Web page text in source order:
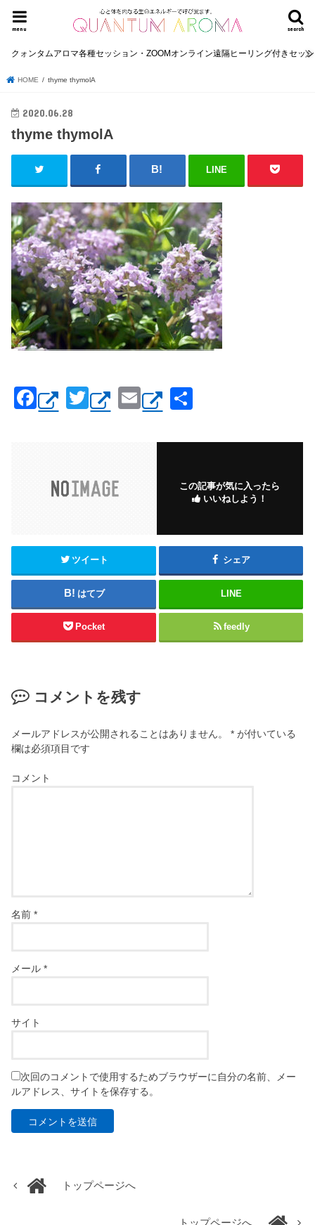
search
menu
クォンタムアロマ各種セッション・ZOOMオンライン遠隔ヒーリング付きセッ
HOME thyme thymolA
2020.06.28
thyme thymolA
LINE
F
a
T
wi
E
m
ail
この記事が気に入ったら
いいねしよう！
ツイート シェア
はてブ LINE
Pocket feedly
コメントを残す
メールアドレスが公開されることはありません。 * が付いている
欄は必須項目です
コメント
名前*
メール*
サイト
次回のコメントで使用するためブラウザーに自分の名前、メー
ルアドレス、サイトを保存する。
トップページへ